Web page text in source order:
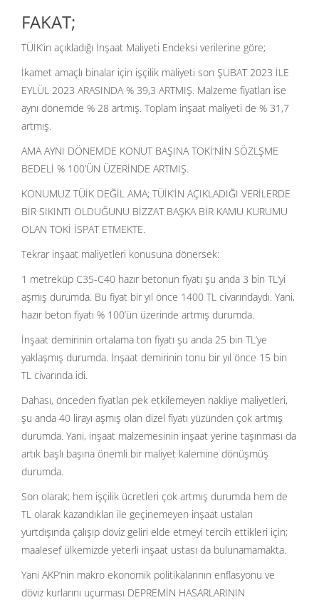
FAKAT;
TÜİK’in açıkladığı İnşaat Maliyeti Endeksi verilerine göre;
İkamet amaçlı binalar için işçilik maliyeti son ŞUBAT 2023 İLE
EYLÜL 2023 ARASINDA % 39,3 ARTMIŞ. Malzeme fiyatları ise
aynı dönemde % 28 artmış. Toplam inşaat maliyeti de % 31,7
artmış.
AMA AYNI DÖNEMDE KONUT BAŞINA TOKİ’NİN SÖZLŞME
BEDELİ % 100’ÜN ÜZERİNDE ARTMIŞ.
KONUMUZ TÜİK DEĞİL AMA; TÜİK’İN AÇIKLADIĞI VERİLERDE
BİR SIKINTI OLDUĞUNU BİZZAT BAŞKA BİR KAMU KURUMU
OLAN TOKİ İSPAT ETMEKTE.
Tekrar inşaat maliyetleri konusuna dönersek:
1 metreküp C35-C40 hazır betonun fiyatı şu anda 3 bin TL’yi
aşmış durumda. Bu fiyat bir yıl önce 1400 TL civarındaydı. Yani,
hazır beton fiyatı % 100’ün üzerinde artmış durumda.
İnşaat demirinin ortalama ton fiyatı şu anda 25 bin TL’ye
yaklaşmış durumda. İnşaat demirinin tonu bir yıl önce 15 bin
TL civarında idi.
Dahası, önceden fiyatları pek etkilemeyen nakliye maliyetleri,
şu anda 40 lirayı aşmış olan dizel fiyatı yüzünden çok artmış
durumda. Yani, inşaat malzemesinin inşaat yerine taşınması da
artık başlı başına önemli bir maliyet kalemine dönüşmüş
durumda.
Son olarak; hem işçilik ücretleri çok artmış durumda hem de
TL olarak kazandıkları ile geçinemeyen inşaat ustaları
yurtdışında çalışıp döviz geliri elde etmeyi tercih ettikleri için;
maalesef ülkemizde yeterli inşaat ustası da bulunamamakta.
Yani AKP’nin makro ekonomik politikalarının enflasyonu ve
döviz kurlarını uçurması DEPREMİN HASARLARININ